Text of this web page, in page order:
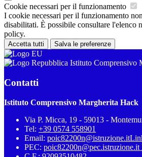
Cookie necessari per il funzionamento
I cookie necessari per il funzionamento
disabilitati. È possibile consultare l'elenco
policy.
Accetta tutti Salva le preferenze
Istituto Comprensivo
Contatti
Istituto Comprensivo Margherita Hack
Via P. Micca, 19 - 59013 -
Tel: +39 0574 558901
Email: poic82200n@istruzione.it
PEC: poic82200n@pec.istruzione.it